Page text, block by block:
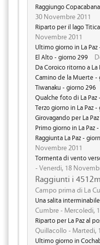
Raggiungo
30 Novembre 2011
Riparto per il lago
Novembre 2011
Ultimo giorno in La
El Alto - giorno 299
Da Coroico ritorno a
Camino de la Muerte -
Tiwanaku - giorno 296
Qualche foto di La Paz
Terzo giorno in La Paz
Girovagando per La
Primo giorno in La Paz
Raggiunta La Paz -
Novembre 2011
Tormenta di vento
- Venerdi, 18
Raggiunti i
Campo prima di La
Una salita
Cumbre - Mercoledi,
Riparto per La Paz al
Quillacollo - Martedi,
Ultimo giorno in